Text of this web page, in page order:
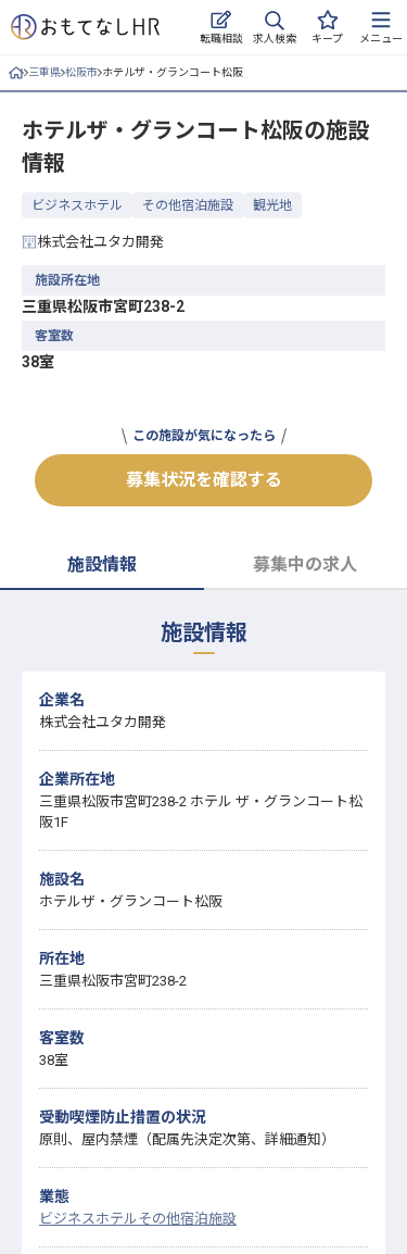
転職相談 求人検索 キープ メニュー
ログイン
求人・施設を探す
おもてなしHRについて
ご利用の流れ
ホテル・宿泊業界情報コラム
三重県 松阪市 ホテルザ・グランコート松阪
ホテルザ・グランコート松阪の施設
情報
ビジネスホテル その他宿泊施設 観光地
株式会社ユタカ開発
施設所在地
三重県松阪市宮町238-2
客室数
38室
この施設が気になったら
募集状況を確認する
施設情報 募集中の求人
施設情報
企業名
株式会社ユタカ開発
企業所在地
三重県松阪市宮町238-2 ホテル ザ・グランコート松
阪1F
施設名
ホテルザ・グランコート松阪
所在地
三重県松阪市宮町238-2
客室数
38室
受動喫煙防止措置の状況
原則、屋内禁煙（配属先決定次第、詳細通知）
業態
ビジネスホテルその他宿泊施設